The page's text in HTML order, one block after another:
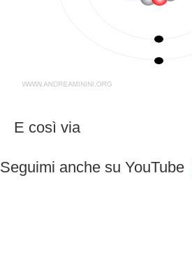
E così via
Seguimi anche su YouTube